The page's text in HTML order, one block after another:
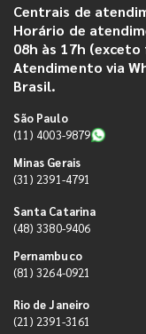
Centrais de
Horário de
08h às 17h
Atendimento via
Brasil.
São Paulo
(11) 4003-9879
Minas Gerais
(31) 2391-4791
Santa Catarina
(48) 3380-9406
Pernambuco
(81) 3264-0921
Rio de Janeiro
(21) 2391-3161